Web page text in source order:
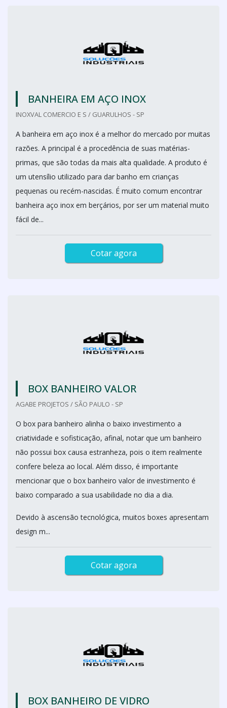
BANHEIRA EM AÇO INOX
INOXVAL COMERCIO E S / GUARULHOS - SP
A banheira em aço inox é a melhor do mercado por muitas
razões. A principal é a procedência de suas matérias-
primas, que são todas da mais alta qualidade. A produto é
um utensílio utilizado para dar banho em crianças
pequenas ou recém-nascidas. É muito comum encontrar
banheira aço inox em berçários, por ser um material muito
fácil de...
Cotar agora
BOX BANHEIRO VALOR
AGABE PROJETOS / SÃO PAULO - SP
O box para banheiro alinha o baixo investimento a
criatividade e sofisticação, afinal, notar que um banheiro
não possui box causa estranheza, pois o item realmente
confere beleza ao local. Além disso, é importante
mencionar que o box banheiro valor de investimento é
baixo comparado a sua usabilidade no dia a dia.
Devido à ascensão tecnológica, muitos boxes apresentam
design m...
Cotar agora
BOX BANHEIRO DE VIDRO